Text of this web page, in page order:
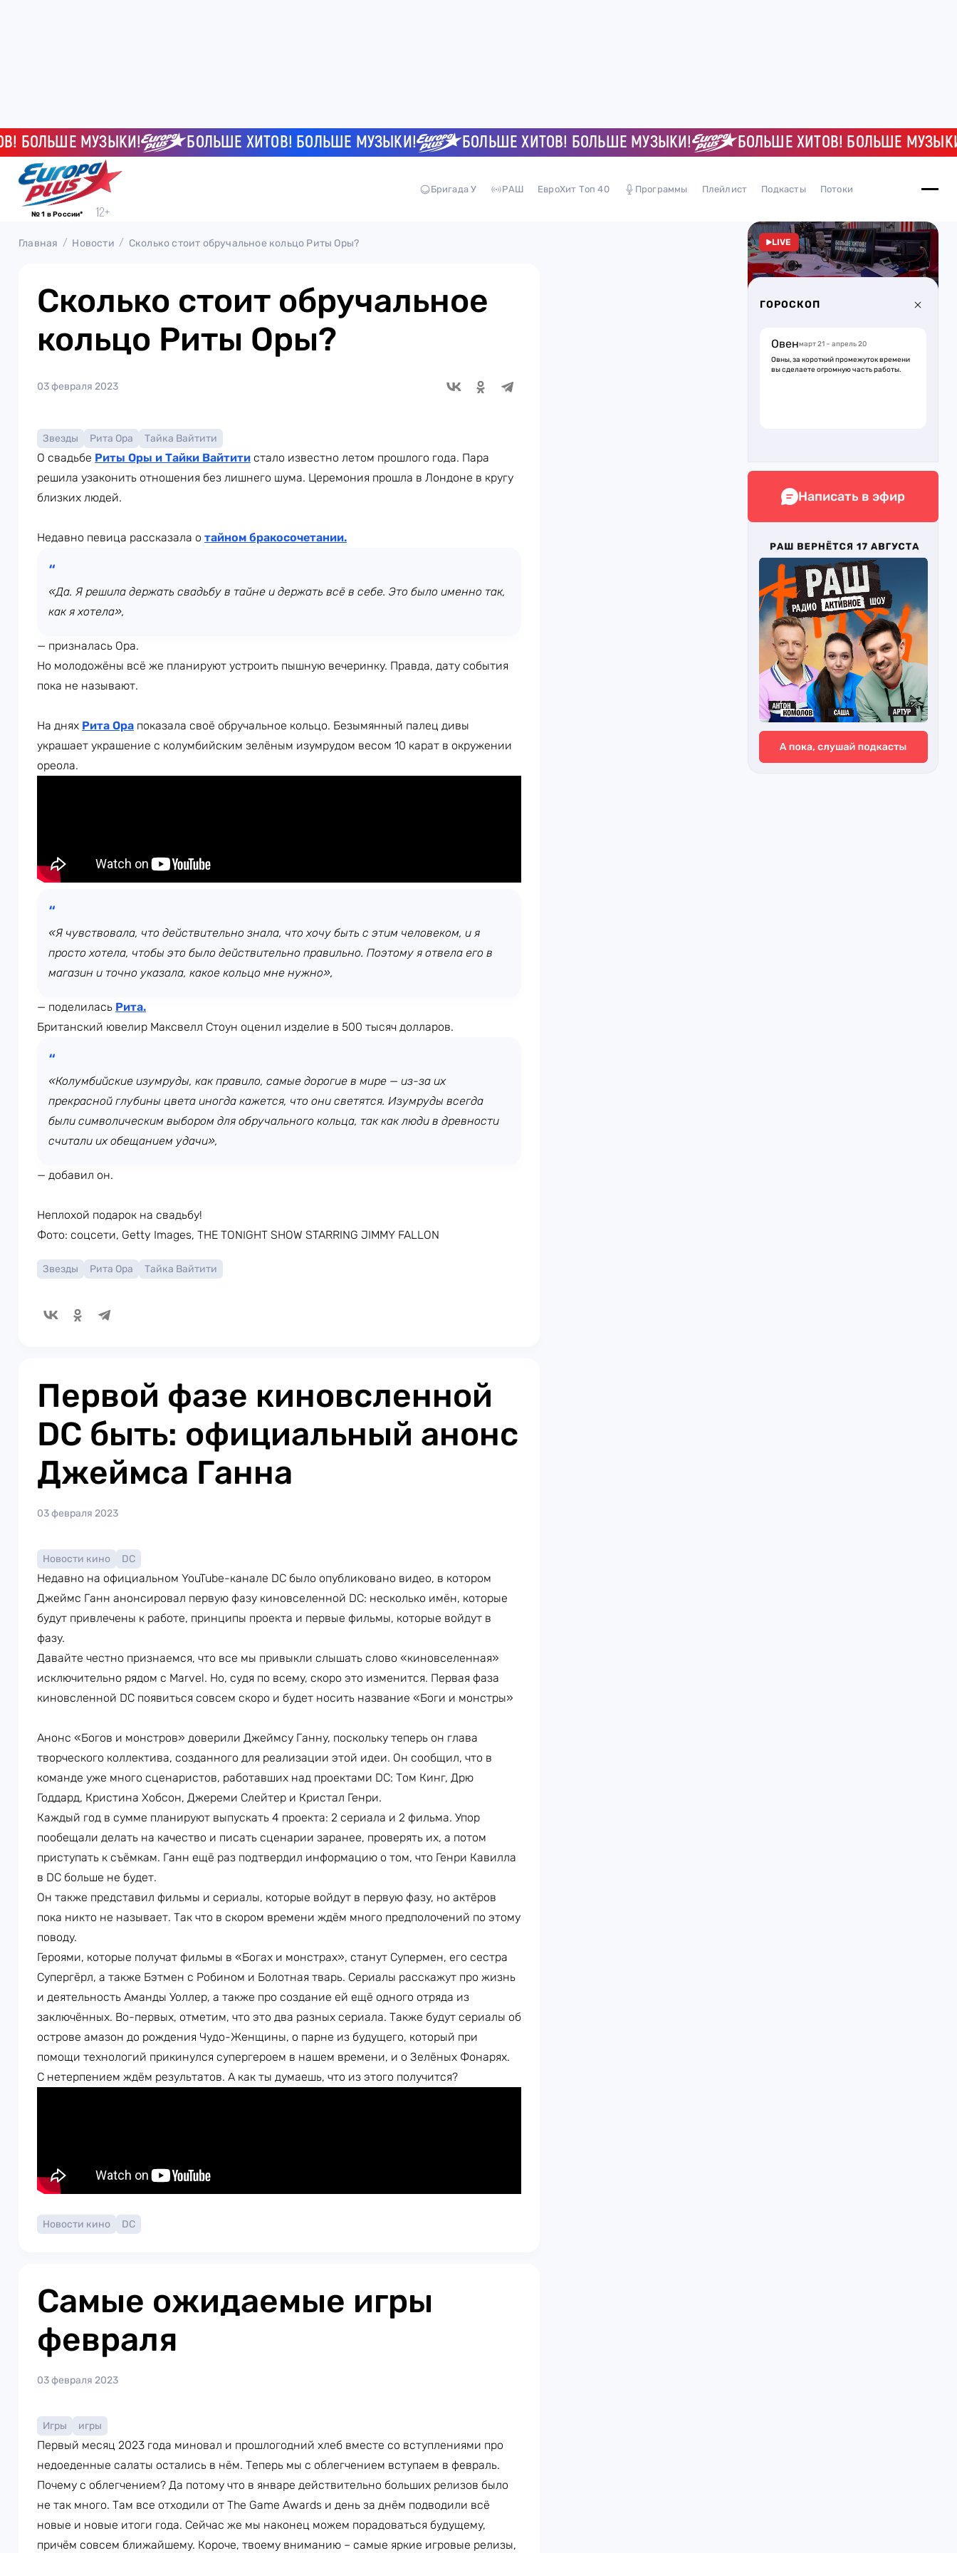
МУЗЫКИ! БОЛЬШЕ ХИТОВ! БОЛЬШЕ МУЗЫКИ! БОЛЬШЕ ХИТОВ! БОЛЬШЕ МУЗЫКИ! БОЛЬШЕ ХИТОВ! БОЛЬШЕ МУЗЫКИ!
№ 1 в России*
Бригада У РАШ ЕвроХит Топ 40 Программы Плейлист Подкасты Потоки
Главная Новости Сколько стоит обручальное кольцо Риты Оры?
Сколько стоит обручальное
кольцо Риты Оры?
03 февраля 2023
Звезды Рита Ора Тайка Вайтити
О свадьбе Риты Оры и Тайки Вайтити стало известно летом прошлого года. Пара
решила узаконить отношения без лишнего шума. Церемония прошла в Лондоне в кругу
близких людей.
Недавно певица рассказала о тайном бракосочетании.
«Да. Я решила держать свадьбу в тайне и держать всё в себе. Это было именно так,
как я хотела»,
— призналась Ора.
Но молодожёны всё же планируют устроить пышную вечеринку. Правда, дату события
пока не называют.
На днях Рита Ора показала своё обручальное кольцо. Безымянный палец дивы
украшает украшение с колумбийским зелёным изумрудом весом 10 карат в окружении
ореола.
«Я чувствовала, что действительно знала, что хочу быть с этим человеком, и я
просто хотела, чтобы это было действительно правильно. Поэтому я отвела его в
магазин и точно указала, какое кольцо мне нужно»,
— поделилась Рита.
Британский ювелир Максвелл Стоун оценил изделие в 500 тысяч долларов.
«Колумбийские изумруды, как правило, самые дорогие в мире — из-за их
прекрасной глубины цвета иногда кажется, что они светятся. Изумруды всегда
были символическим выбором для обручального кольца, так как люди в древности
считали их обещанием удачи»,
— добавил он.
Неплохой подарок на свадьбу!
Фото: соцсети, Getty Images, THE TONIGHT SHOW STARRING JIMMY FALLON
Звезды Рита Ора Тайка Вайтити
Первой фазе киновсленной
DC быть: официальный анонс
Джеймса Ганна
03 февраля 2023
Новости кино DC
Недавно на официальном YouTube-канале DC было опубликовано видео, в котором
Джеймс Ганн анонсировал первую фазу киновселенной DC: несколько имён, которые
будут привлечены к работе, принципы проекта и первые фильмы, которые войдут в
фазу.
Давайте честно признаемся, что все мы привыкли слышать слово «киновселенная»
исключительно рядом с Marvel. Но, судя по всему, скоро это изменится. Первая фаза
киновсленной DC появиться совсем скоро и будет носить название «Боги и монстры»
Анонс «Богов и монстров» доверили Джеймсу Ганну, поскольку теперь он глава
творческого коллектива, созданного для реализации этой идеи. Он сообщил, что в
команде уже много сценаристов, работавших над проектами DC: Том Кинг, Дрю
Годдард, Кристина Хобсон, Джереми Слейтер и Кристал Генри.
Каждый год в сумме планируют выпускать 4 проекта: 2 сериала и 2 фильма. Упор
пообещали делать на качество и писать сценарии заранее, проверять их, а потом
приступать к съёмкам. Ганн ещё раз подтвердил информацию о том, что Генри Кавилла
в DC больше не будет.
Он также представил фильмы и сериалы, которые войдут в первую фазу, но актёров
пока никто не называет. Так что в скором времени ждём много предполочений по этому
поводу.
Героями, которые получат фильмы в «Богах и монстрах», станут Супермен, его сестра
Супергёрл, а также Бэтмен с Робином и Болотная тварь. Сериалы расскажут про жизнь
и деятельность Аманды Уоллер, а также про создание ей ещё одного отряда из
заключённых. Во-первых, отметим, что это два разных сериала. Также будут сериалы об
острове амазон до рождения Чудо-Женщины, о парне из будущего, который при
помощи технологий прикинулся супергероем в нашем времени, и о Зелёных Фонарях.
С нетерпением ждём результатов. А как ты думаешь, что из этого получится?
Новости кино DC
Самые ожидаемые игры
февраля
03 февраля 2023
Игры игры
Первый месяц 2023 года миновал и прошлогодний хлеб вместе со вступлениями про
недоеденные салаты остались в нём. Теперь мы с облегчением вступаем в февраль.
Почему с облегчением? Да потому что в январе действительно больших релизов было
не так много. Там все отходили от The Game Awards и день за днём подводили всё
новые и новые итоги года. Сейчас же мы наконец можем порадоваться будущему,
причём совсем ближайшему. Короче, твоему вниманию – самые яркие игровые релизы,
LIVE
ГОРОСКОП
Овенмарт 21 – апрель 20
Овны, за короткий промежуток времени
вы сделаете огромную часть работы.
Написать в эфир